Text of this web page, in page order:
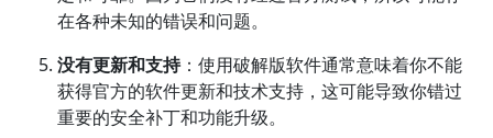
在各种未知的错误和问题。
没有更新和支持：使用破解版软件通常意味着你不能
获得官方的软件更新和技术支持，这可能导致你错过
重要的安全补丁和功能升级。